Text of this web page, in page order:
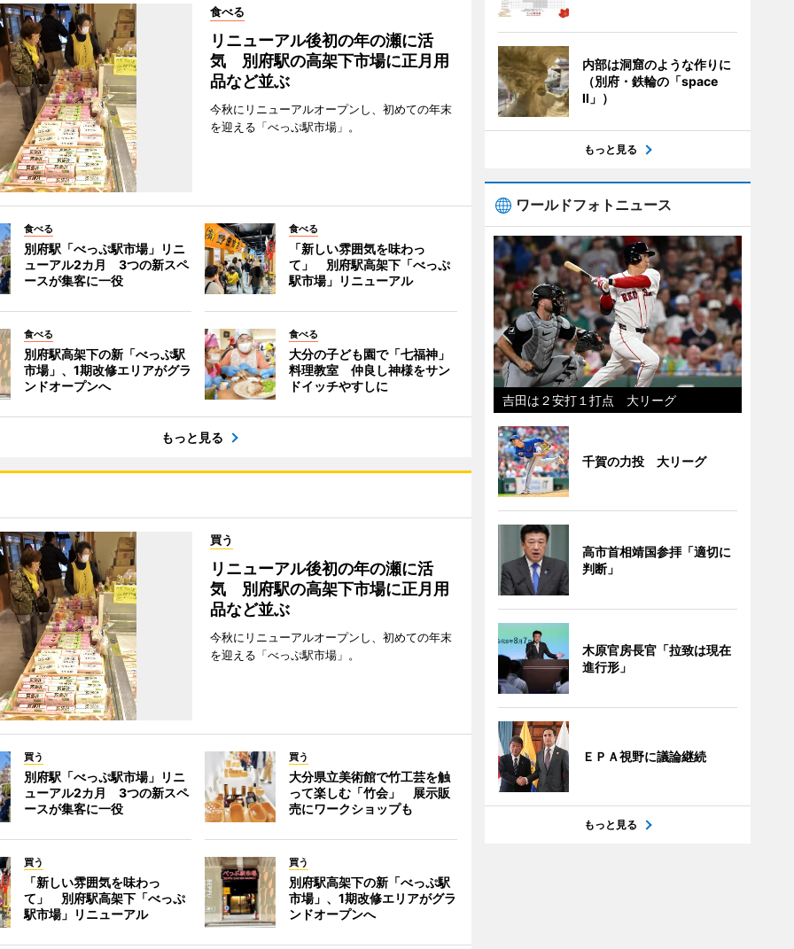
食べる
リニューアル後初の年の瀬に活
気 別府駅の高架下市場に正月用
品など並ぶ
今秋にリニューアルオープンし、初めての年末
を迎える「べっぷ駅市場」。
食べる
別府駅「べっぷ駅市場」リニ
ューアル2カ月 3つの新スペ
ースが集客に一役
食べる
「新しい雰囲気を味わっ
て」 別府駅高架下「べっぷ
駅市場」リニューアル
食べる
別府駅高架下の新「べっぷ駅
市場」、1期改修エリアがグラ
ンドオープンへ
食べる
大分の子ども園で「七福神」
料理教室 仲良し神様をサン
ドイッチやすしに
もっと見る
買う
リニューアル後初の年の瀬に活
気 別府駅の高架下市場に正月用
品など並ぶ
今秋にリニューアルオープンし、初めての年末
を迎える「べっぷ駅市場」。
買う
別府駅「べっぷ駅市場」リニ
ューアル2カ月 3つの新スペ
ースが集客に一役
買う
大分県立美術館で竹工芸を触
って楽しむ「竹会」 展示販
売にワークショップも
買う
「新しい雰囲気を味わっ
て」 別府駅高架下「べっぷ
駅市場」リニューアル
買う
別府駅高架下の新「べっぷ駅
市場」、1期改修エリアがグラ
ンドオープンへ
内部は洞窟のような作りに
（別府・鉄輪の「space
II」）
もっと見る
ワールドフォトニュース
吉田は２安打１打点 大リーグ
千賀の力投 大リーグ
高市首相靖国参拝「適切に
判断」
木原官房長官「拉致は現在
進行形」
ＥＰＡ視野に議論継続
もっと見る